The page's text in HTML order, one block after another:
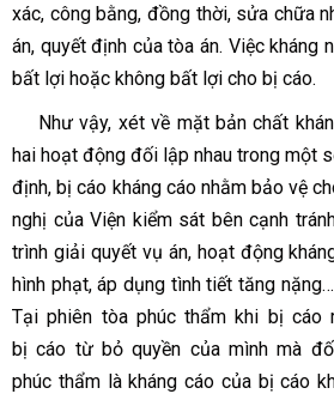
xác, công bằng, đồng thời, sửa chữa
án, quyết định của tòa án. Việc kháng
bất lợi hoặc không bất lợi cho bị cáo.
Như vậy, xét về mặt bản chất
hai hoạt động đối lập nhau trong một
định, bị cáo kháng cáo nhằm bảo vệ
nghị của Viện kiểm sát bên cạnh
trình giải quyết vụ án, hoạt động
hình phạt, áp dụng tình tiết tăng
Tại phiên tòa phúc thẩm khi bị cáo
bị cáo từ bỏ quyền của mình mà
phúc thẩm là kháng cáo của bị cáo